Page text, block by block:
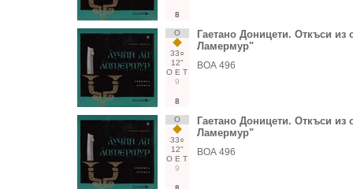
8
О
33○
12"
О Е Т
9
8
Гаетано Доницети. Откъси из
Ламермур"
ВОА 496
О
33○
12"
О Е Т
9
Гаетано Доницети. Откъси из
Ламермур"
ВОА 496